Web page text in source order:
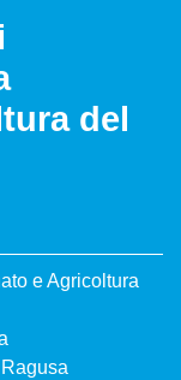
del
e Agricoltura